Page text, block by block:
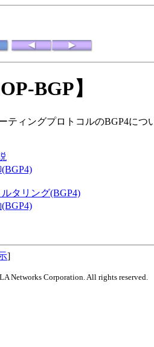
OP-BGP】
ティングプロトコルのBGP4につ
タリング(BGP4)
]
Networks Corporation. All rights reserved.